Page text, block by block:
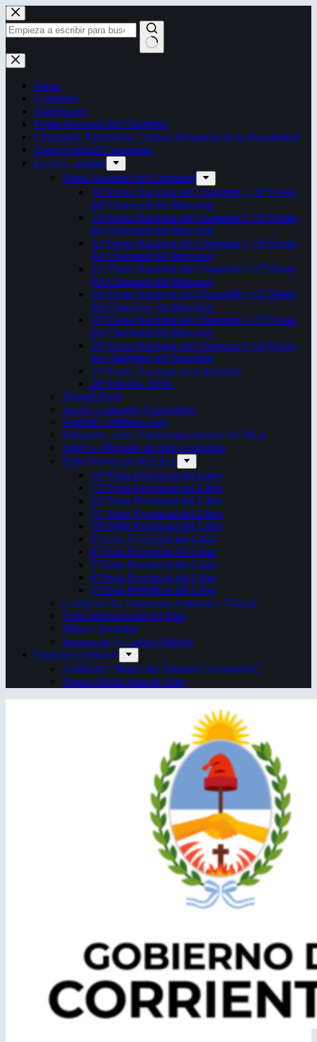
Saltar
al
contenido
Sin
resultados
Inicio
Contactos
Autoridades
Fiesta Nacional del Chamamé
Chamamé: Patrimonio Cultural Inmaterial de la Humanidad
Censo Cultural Correntino
Eventos anuales
Fiesta Nacional del Chamamé
34ª Fiesta Nacional del Chamamé y 20ª Fiesta
del Chamamé del Mercosur
33ª Fiesta Nacional del Chamamé y 19ª Fiesta
del Chamamé del Mercosur
32ª Fiesta Nacional del Chamamé y 18ª Fiesta
del Chamamé del Mercosur
31ª Fiesta Nacional del Chamamé y 17ª Fiesta
del Chamamé del Mercosur
30ª Fiesta Nacional del Chamamé y 16ª Fiesta
del Chamamé del Mercosur
29ª Fiesta Nacional del Chamamé y 15ª Fiesta
del Chamamé del Mercosur
28ª Fiesta Nacional del Chamamé y 14ª Fiesta
del Chamamé del Mercosur
27ª Fiesta Nacional del Chamamé
26ª Edición. 2016.
Taragüi Rock
Juegos Culturales Correntinos
Festival Corrientes Jazz
Encuentro sobre Patrimonio Integral del NEA
ArteCo. Mercado de Arte Corrientes
Feria Provincial del Libro
14ª Feria Provincial del Libro
13ª Feria Provincial del Libro
12ª Feria Provincial del Libro
11ª Feria Provincial del Libro
10ª Feria Provincial del Libro
9ª Feria Provincial del Libro
8ª Feria Provincial del Libro
7ª Feria Provincial del Libro
6ª Feria Provincial del Libro
5ª Feria Provincial del Libro
Congreso del Patrimonio Cultural y Natural
Feria Internacional del libro
Mitos y leyendas
Semana de la Cultura Italiana
Espacios escénicos
Anfiteatro “Mario del Tránsito Cocomarola”
Teatro Oficial Juan de Vera